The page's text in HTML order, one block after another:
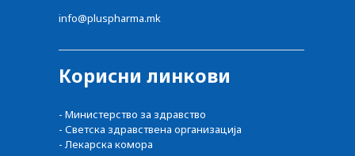
info@pluspharma.mk
Корисни линкови
- Министерство за здравство
- Светска здравствена организација
- Лекарска комора